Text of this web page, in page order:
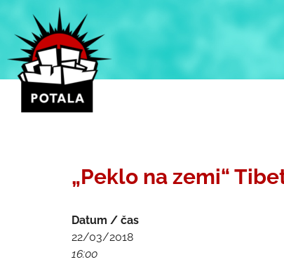
obsah
„Peklo na zemi“
Datum / čas
22/03/2018
16:00